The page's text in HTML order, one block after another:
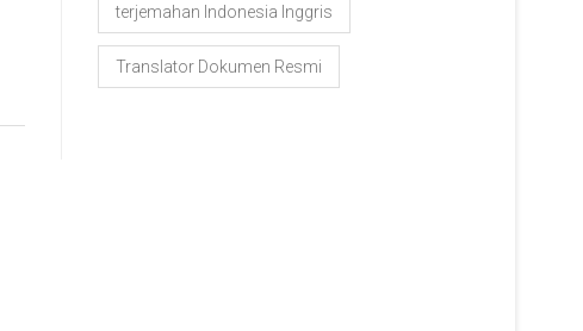
terjemahan Indonesia Inggris
Translator Dokumen Resmi